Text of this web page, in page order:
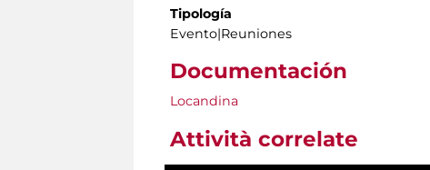
Tipología
Evento|Reuniones
Documentación
Locandina
Attività correlate